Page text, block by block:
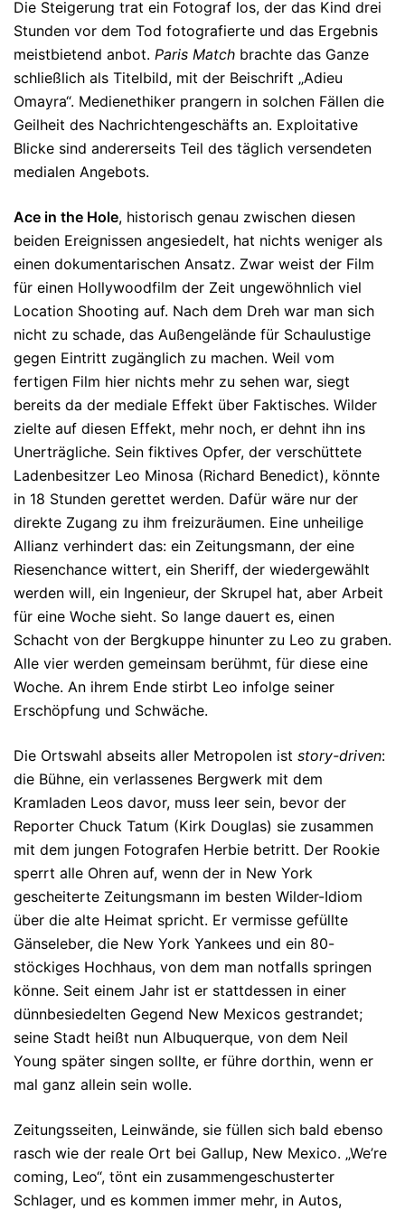
Die Steigerung trat ein Fotograf los, der das Kind drei
Stunden vor dem Tod fotografierte und das Ergebnis
meistbietend anbot. Paris Match brachte das Ganze
schließlich als Titelbild, mit der Beischrift „Adieu
Omayra“. Medienethiker prangern in solchen Fällen die
Geilheit des Nachrichtengeschäfts an. Exploitative
Blicke sind andererseits Teil des täglich versendeten
medialen Angebots.
Ace in the Hole, historisch genau zwischen diesen
beiden Ereignissen angesiedelt, hat nichts weniger als
einen dokumentarischen Ansatz. Zwar weist der Film
für einen Hollywoodfilm der Zeit ungewöhnlich viel
Location Shooting auf. Nach dem Dreh war man sich
nicht zu schade, das Außengelände für Schaulustige
gegen Eintritt zugänglich zu machen. Weil vom
fertigen Film hier nichts mehr zu sehen war, siegt
bereits da der mediale Effekt über Faktisches. Wilder
zielte auf diesen Effekt, mehr noch, er dehnt ihn ins
Unerträgliche. Sein fiktives Opfer, der verschüttete
Ladenbesitzer Leo Minosa (Richard Benedict), könnte
in 18 Stunden gerettet werden. Dafür wäre nur der
direkte Zugang zu ihm freizuräumen. Eine unheilige
Allianz verhindert das: ein Zeitungsmann, der eine
Riesenchance wittert, ein Sheriff, der wiedergewählt
werden will, ein Ingenieur, der Skrupel hat, aber Arbeit
für eine Woche sieht. So lange dauert es, einen
Schacht von der Bergkuppe hinunter zu Leo zu graben.
Alle vier werden gemeinsam berühmt, für diese eine
Woche. An ihrem Ende stirbt Leo infolge seiner
Erschöpfung und Schwäche.
Die Ortswahl abseits aller Metropolen ist story-driven:
die Bühne, ein verlassenes Bergwerk mit dem
Kramladen Leos davor, muss leer sein, bevor der
Reporter Chuck Tatum (Kirk Douglas) sie zusammen
mit dem jungen Fotografen Herbie betritt. Der Rookie
sperrt alle Ohren auf, wenn der in New York
gescheiterte Zeitungsmann im besten Wilder-Idiom
über die alte Heimat spricht. Er vermisse gefüllte
Gänseleber, die New York Yankees und ein 80-
stöckiges Hochhaus, von dem man notfalls springen
könne. Seit einem Jahr ist er stattdessen in einer
dünnbesiedelten Gegend New Mexicos gestrandet;
seine Stadt heißt nun Albuquerque, von dem Neil
Young später singen sollte, er führe dorthin, wenn er
mal ganz allein sein wolle.
Zeitungsseiten, Leinwände, sie füllen sich bald ebenso
rasch wie der reale Ort bei Gallup, New Mexico. „We’re
coming, Leo“, tönt ein zusammengeschusterter
Schlager, und es kommen immer mehr, in Autos,